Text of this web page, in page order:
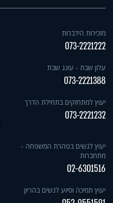
מזכירות הידברות
073-2221222
עלון שבת - עונג שבת
073-2221388
יעוץ למתחזקים בתחילת הדרך
073-2221232
יעוץ לנשים בטהרת המשפחה -
מתחברות
02-6301516
יעוץ תמיכה וסיוע לנשים בהריון